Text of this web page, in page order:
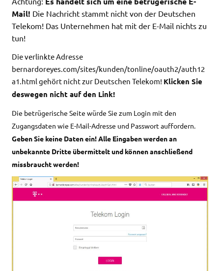
Mail! Die Nachricht stammt nicht von der Deutschen
Telekom! Das Unternehmen hat mit der E-Mail nichts zu
tun!
Die verlinkte Adresse
bernardoreyes.com/sites/kunden/tonline/oauth2/auth12
a1.html gehört nicht zur Deutschen Telekom! Klicken Sie
deswegen nicht auf den Link!
Die betrügerische Seite würde Sie zum Login mit den
Zugangsdaten wie E-Mail-Adresse und Passwort auffordern.
Geben Sie keine Daten ein! Alle Eingaben werden an
unbekannte Dritte übermittelt und können anschließend
missbraucht werden!